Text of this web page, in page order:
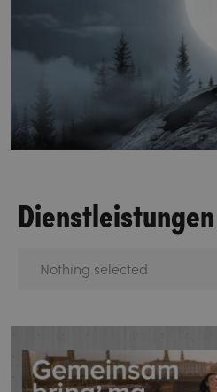
Dienstleistungen
Nothing selected